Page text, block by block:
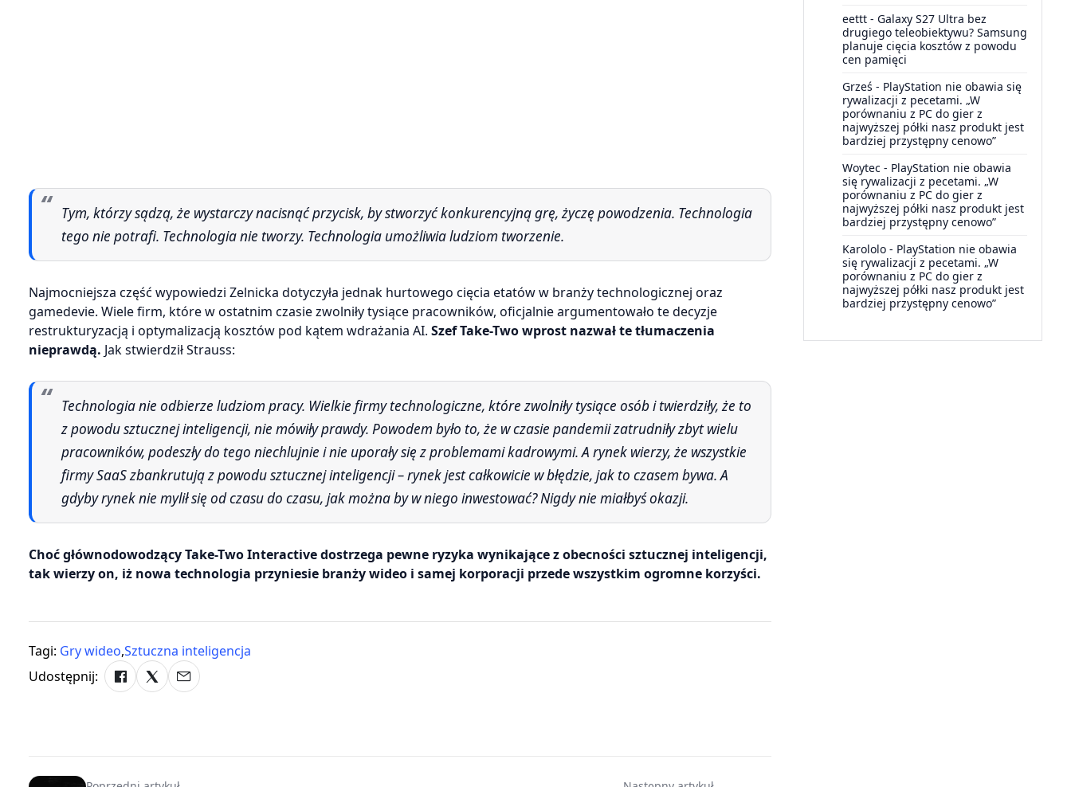
Tym, którzy sądzą, że wystarczy nacisnąć przycisk, by stworzyć konkurencyjną grę, życzę powodzenia. Technologia
tego nie potrafi. Technologia nie tworzy. Technologia umożliwia ludziom tworzenie.
Najmocniejsza część wypowiedzi Zelnicka dotyczyła jednak hurtowego cięcia etatów w branży technologicznej oraz
gamedevie. Wiele firm, które w ostatnim czasie zwolniły tysiące pracowników, oficjalnie argumentowało te decyzje
restrukturyzacją i optymalizacją kosztów pod kątem wdrażania AI. Szef Take-Two wprost nazwał te tłumaczenia
nieprawdą. Jak stwierdził Strauss:
Technologia nie odbierze ludziom pracy. Wielkie firmy technologiczne, które zwolniły tysiące osób i twierdziły, że to
z powodu sztucznej inteligencji, nie mówiły prawdy. Powodem było to, że w czasie pandemii zatrudniły zbyt wielu
pracowników, podeszły do tego niechlujnie i nie uporały się z problemami kadrowymi. A rynek wierzy, że wszystkie
firmy SaaS zbankrutują z powodu sztucznej inteligencji – rynek jest całkowicie w błędzie, jak to czasem bywa. A
gdyby rynek nie mylił się od czasu do czasu, jak można by w niego inwestować? Nigdy nie miałbyś okazji.
Choć głównodowodzący Take-Two Interactive dostrzega pewne ryzyka wynikające z obecności sztucznej inteligencji,
tak wierzy on, iż nowa technologia przyniesie branży wideo i samej korporacji przede wszystkim ogromne korzyści.
Tagi: Gry wideo,Sztuczna inteligencja
Udostępnij:
eettt - Galaxy S27 Ultra bez
drugiego teleobiektywu? Samsung
planuje cięcia kosztów z powodu
cen pamięci
Grześ - PlayStation nie obawia się
rywalizacji z pecetami. „W
porównaniu z PC do gier z
najwyższej półki nasz produkt jest
bardziej przystępny cenowo”
Woytec - PlayStation nie obawia
się rywalizacji z pecetami. „W
porównaniu z PC do gier z
najwyższej półki nasz produkt jest
bardziej przystępny cenowo”
Karololo - PlayStation nie obawia
się rywalizacji z pecetami. „W
porównaniu z PC do gier z
najwyższej półki nasz produkt jest
bardziej przystępny cenowo”